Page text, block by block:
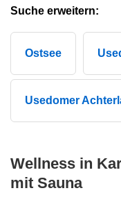
Suche erweitern:
Ostsee
Usedomer
Wellness in
mit Sauna